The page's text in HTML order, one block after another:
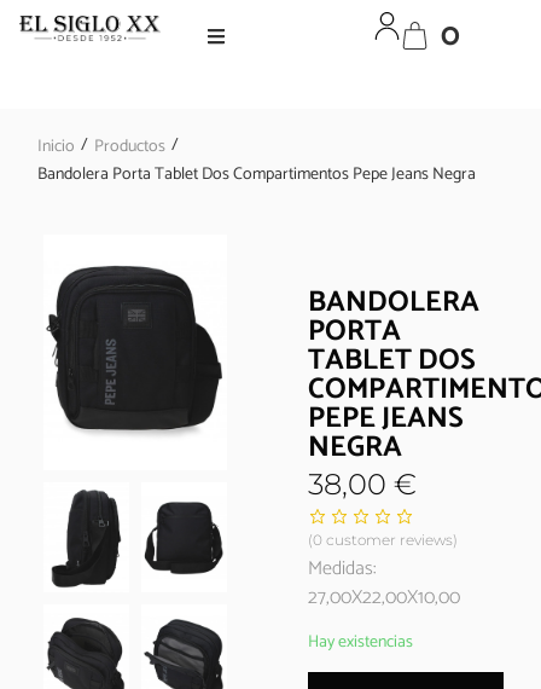
0
Inicio / Productos /
Bandolera Porta Tablet Dos Compartimentos Pepe Jeans Negra
BANDOLERA
PORTA
TABLET DOS
PEPE JEANS
NEGRA
38,00€
(0 customer reviews)
Medidas:
27,00X22,00X10,00
Hay existencias